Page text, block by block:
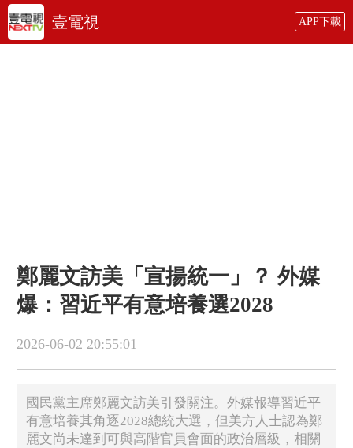
壹電視 APP下載
鄭麗文訪美「宣揚統一」？ 外媒
爆：習近平有意培養選2028
2026-06-02 20:55:01
國民黨主席鄭麗文訪美引發關注。外媒報導習近平
有意培養其角逐2028總統大選，但美方人士認為鄭
麗文尚未達到可與高階官員會面的政治層級，相關